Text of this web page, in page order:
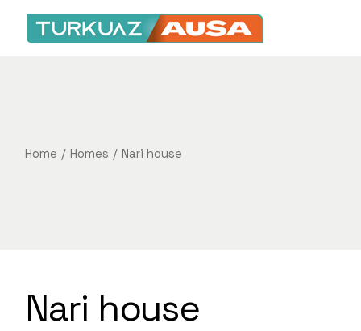
Home Homes Nari house
Nari house